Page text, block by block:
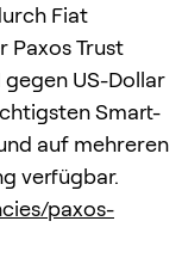
Fiat
Paxos Trust
gegen US-Dollar
Smart-
auf mehreren
verfügbar.
paxos-